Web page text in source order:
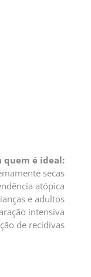
quem é ideal:
secas
atópica
e adultos
intensiva
de recidivas